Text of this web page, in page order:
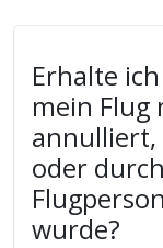
Erhalte
mein Flug
annulliert,
oder
wurde?